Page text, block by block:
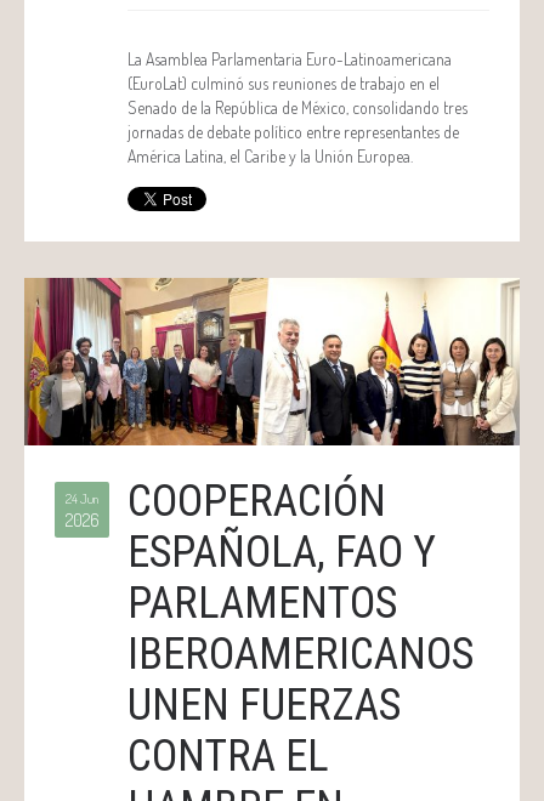
La Asamblea Parlamentaria Euro-Latinoamericana
(EuroLat) culminó sus reuniones de trabajo en el
Senado de la República de México, consolidando tres
jornadas de debate político entre representantes de
América Latina, el Caribe y la Unión Europea.
24 Jun
2026
COOPERACIÓN
ESPAÑOLA, FAO Y
PARLAMENTOS
IBEROAMERICANOS
UNEN FUERZAS
CONTRA EL